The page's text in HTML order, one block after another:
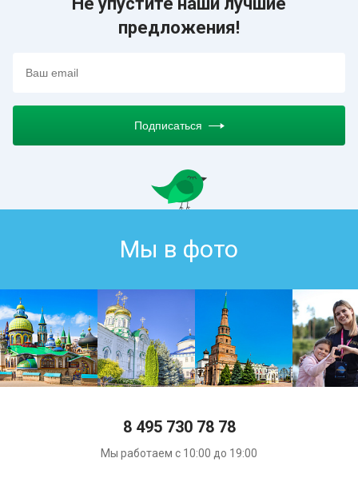
предложения!
Подписаться
Мы в фото
8 495 730 78 78
Мы работаем с 10:00 до 19:00